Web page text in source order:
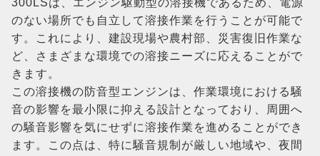
300LSは、エンジン駆動型の溶接機であるため、電源
のない場所でも自立して溶接作業を行うことが可能で
す。これにより、建設現場や農村部、災害復旧作業な
ど、さまざまな環境での溶接ニーズに応えることがで
きます。
この溶接機の防音型エンジンは、作業環境における騒
音の影響を最小限に抑える設計となっており、周囲へ
の騒音影響を気にせずに溶接作業を進めることができ
ます。この点は、特に騒音規制が厳しい地域や、夜間